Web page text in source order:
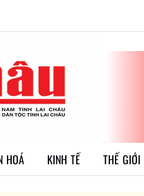
HOÁ KINH TẾ THẾ GIỚI